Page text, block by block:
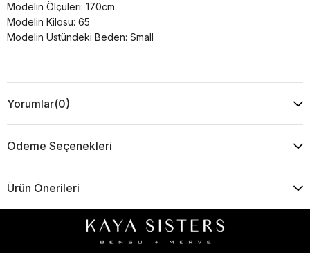
Modelin Ölçüleri: 170cm
Modelin Kilosu: 65
Modelin Üstündeki Beden: Small
Yorumlar(0)
Ödeme Seçenekleri
Ürün Önerileri